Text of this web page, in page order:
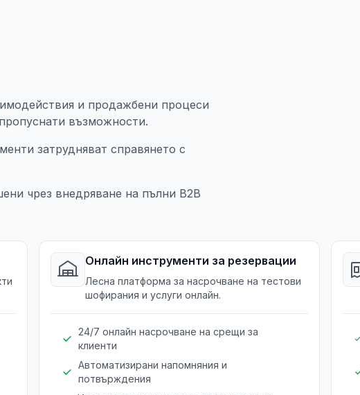
и продажбени процеси
възможности.
затрудняват справянето с
чрез внедряване на пълни B2B
Онлайн инструменти за резервации
Лесна платформа за насрочване на тестови
шофирания и услуги онлайн.
24/7 онлайн насрочване на срещи за
клиенти
Автоматизирани напомняния и
потвърждения